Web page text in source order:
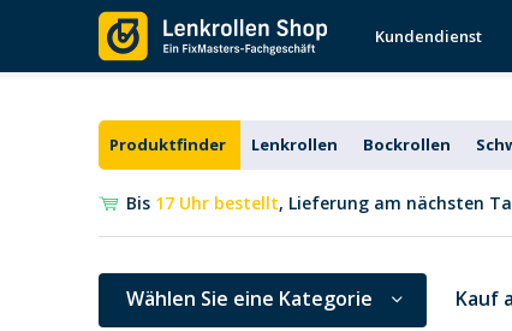
Kundendienst
Produktfinder Lenkrollen Bockrollen
Bis 17 Uhr bestellt, Lieferung am nächsten
Wählen Sie eine Kategorie Kauf